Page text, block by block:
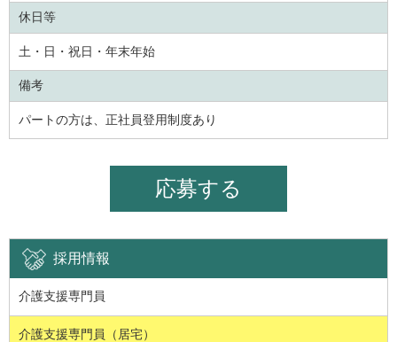
休日等
土・日・祝日・年末年始
備考
パートの方は、正社員登用制度あり
応募する
採用情報
介護支援専門員
介護支援専門員（居宅）